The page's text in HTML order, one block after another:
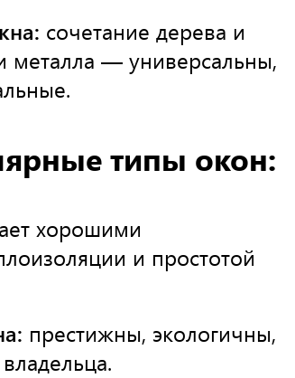
сочетание дерева и
металла — универсальны,
типы окон:
хорошими
и простотой
престижны, экологичны,